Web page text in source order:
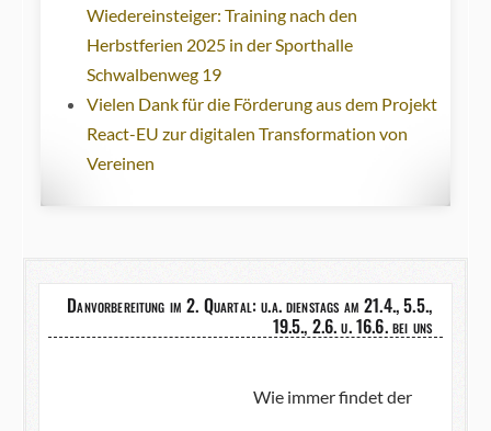
Wiedereinsteiger: Training nach den
Herbstferien 2025 in der Sporthalle
Schwalbenweg 19
Vielen Dank für die Förderung aus dem Projekt
React-EU zur digitalen Transformation von
Vereinen
Danvorbereitung im 2. Quartal: u.a. dienstags am 21.4., 5.5.,
19.5., 2.6. u. 16.6. bei uns
Wie immer findet der